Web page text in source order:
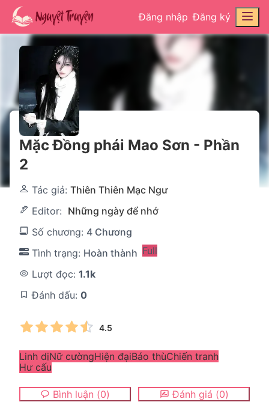
Đăng nhập Đăng ký
Mặc Đồng phái Mao Sơn - Phần
2
Tác giả: Thiên Thiên Mạc Ngư
Editor: Những ngày để nhớ
Số chương: 4 Chương
Tình trạng: Hoàn thành Full
Lượt đọc: 1.1k
Đánh dấu: 0
4.5
Linh dịNữ cườngHiện đạiBáo thùChiến tranh
Hư cấu
Bình luận (0) Đánh giá (0)